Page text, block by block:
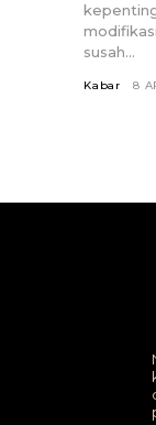
susah...
Kabar 8